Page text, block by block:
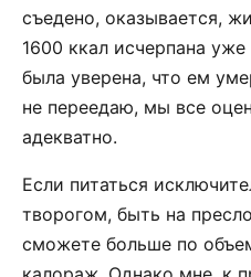
съедено, оказывается,
1600 ккал исчерпана
была уверена, что ем
не переедаю, мы все
адекватно.
Если питаться
творогом, быть на
сможете больше по